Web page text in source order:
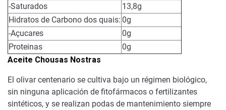
-Saturados
13,8g
Hidratos de Carbono dos quais: 0g
-Açucares
0g
Proteinas
0g
Aceite Chousas Nostras
El olivar centenario se cultiva bajo un régimen biológico,
sin ninguna aplicación de fitofármacos o fertilizantes
sintéticos, y se realizan podas de mantenimiento siempre